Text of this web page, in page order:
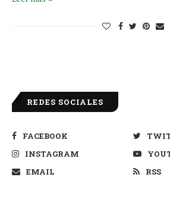
REDES SOCIALES
FACEBOOK
INSTAGRAM
EMAIL
RSS